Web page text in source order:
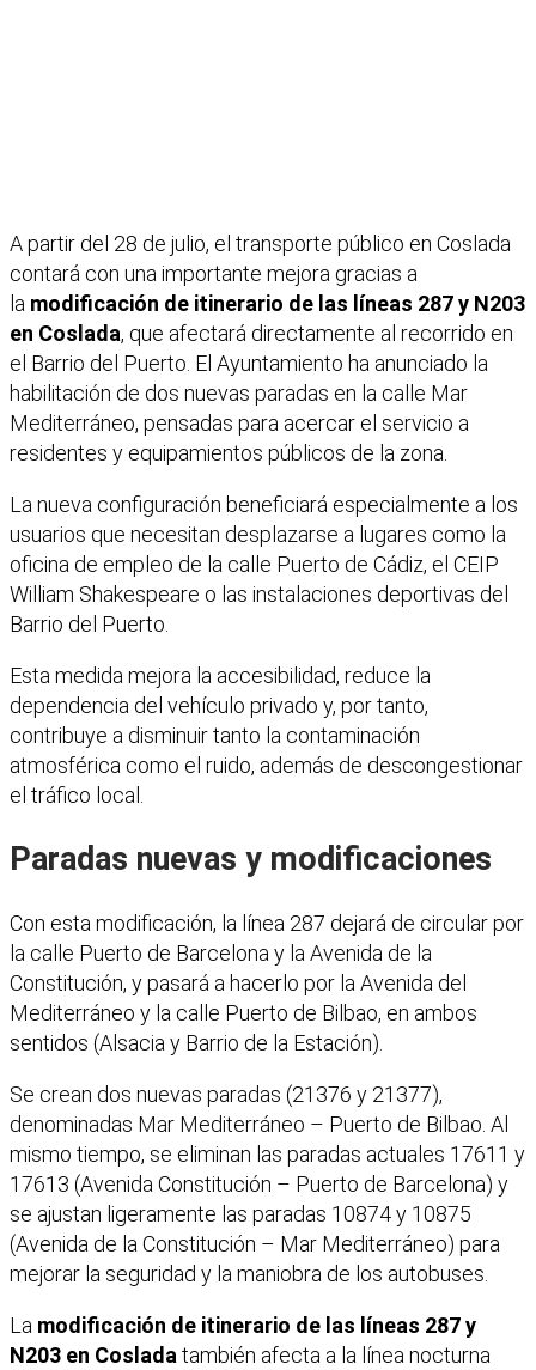
A partir del 28 de julio, el transporte público en Coslada
contará con una importante mejora gracias a
la modificación de itinerario de las líneas 287 y N203
en Coslada, que afectará directamente al recorrido en
el Barrio del Puerto. El Ayuntamiento ha anunciado la
habilitación de dos nuevas paradas en la calle Mar
Mediterráneo, pensadas para acercar el servicio a
residentes y equipamientos públicos de la zona.
La nueva configuración beneficiará especialmente a los
usuarios que necesitan desplazarse a lugares como la
oficina de empleo de la calle Puerto de Cádiz, el CEIP
William Shakespeare o las instalaciones deportivas del
Barrio del Puerto.
Esta medida mejora la accesibilidad, reduce la
dependencia del vehículo privado y, por tanto,
contribuye a disminuir tanto la contaminación
atmosférica como el ruido, además de descongestionar
el tráfico local.
Paradas nuevas y modificaciones
Con esta modificación, la línea 287 dejará de circular por
la calle Puerto de Barcelona y la Avenida de la
Constitución, y pasará a hacerlo por la Avenida del
Mediterráneo y la calle Puerto de Bilbao, en ambos
sentidos (Alsacia y Barrio de la Estación).
Se crean dos nuevas paradas (21376 y 21377),
denominadas Mar Mediterráneo – Puerto de Bilbao. Al
mismo tiempo, se eliminan las paradas actuales 17611 y
17613 (Avenida Constitución – Puerto de Barcelona) y
se ajustan ligeramente las paradas 10874 y 10875
(Avenida de la Constitución – Mar Mediterráneo) para
mejorar la seguridad y la maniobra de los autobuses.
La modificación de itinerario de las líneas 287 y
N203 en Coslada también afecta a la línea nocturna